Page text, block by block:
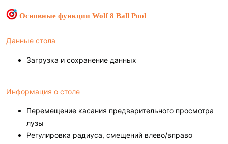
Основные функции Wolf 8 Ball Pool
Данные стола
Загрузка и сохранение данных
Информация о столе
Перемещение касания предварительного просмотра
лузы
Регулировка радиуса, смещений влево/вправо